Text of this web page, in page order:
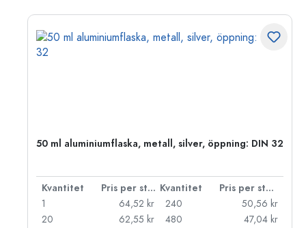
50 ml aluminiumflaska, metall, silver, öppning: DIN 32
Kvantitet Pris per styck Kvantitet
Pris per styck
1
64,52 kr
20
62,55 kr
240
50,56 kr
480
47,04 kr